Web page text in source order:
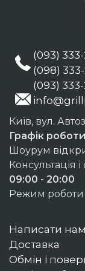
(093)
(098)
(093)
Київ, вул.
Графік роботи
Шоурум
Консультація
09:00 - 20:00
Режим роботи
Написати нам
Доставка
Обмін і